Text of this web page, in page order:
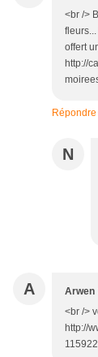
<br />
offert
http://
Répondre
N
A Arwen
<br />
http://